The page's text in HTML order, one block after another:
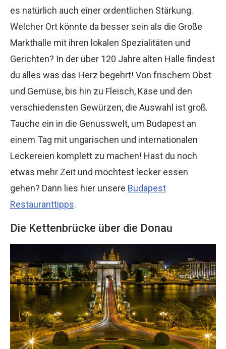
es natürlich auch einer ordentlichen Stärkung.
Welcher Ort könnte da besser sein als die Große
Markthalle mit ihren lokalen Spezialitäten und
Gerichten? In der über 120 Jahre alten Halle findest
du alles was das Herz begehrt! Von frischem Obst
und Gemüse, bis hin zu Fleisch, Käse und den
verschiedensten Gewürzen, die Auswahl ist groß.
Tauche ein in die Genusswelt, um Budapest an
einem Tag mit ungarischen und internationalen
Leckereien komplett zu machen! Hast du noch
etwas mehr Zeit und möchtest lecker essen
gehen? Dann lies hier unsere Budapest
Restauranttipps.
Die Kettenbrücke über die Donau